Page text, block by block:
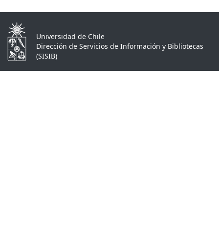
Universidad de Chile
Dirección de Servicios de Información y Bibliotecas
(SISIB)